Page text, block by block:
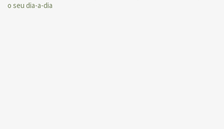
o seu dia-a-dia